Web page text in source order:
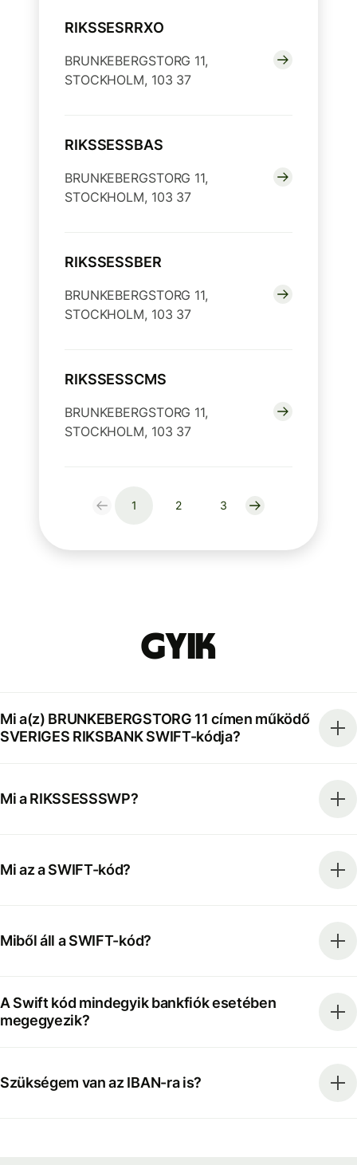
RIKSSESRRXO
BRUNKEBERGSTORG 11,
STOCKHOLM, 103 37
RIKSSESSBAS
BRUNKEBERGSTORG 11,
STOCKHOLM, 103 37
RIKSSESSBER
BRUNKEBERGSTORG 11,
STOCKHOLM, 103 37
RIKSSESSCMS
BRUNKEBERGSTORG 11,
STOCKHOLM, 103 37
1 2 3
GYIK
Mi a(z) BRUNKEBERGSTORG 11 címen működő
SVERIGES RIKSBANK SWIFT-kódja?
Mi a RIKSSESSSWP?
Mi az a SWIFT-kód?
Miből áll a SWIFT-kód?
A Swift kód mindegyik bankfiók esetében
megegyezik?
Szükségem van az IBAN-ra is?